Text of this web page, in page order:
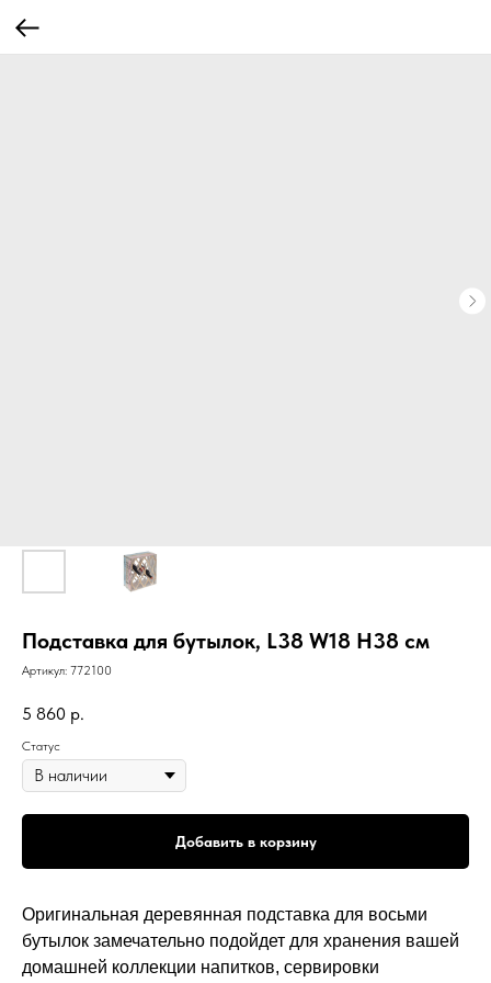
Подставка для бутылок, L38 W18 H38 см
Артикул: 772100
5 860 р.
Статус
Добавить в корзину
Оригинальная деревянная подставка для восьми
бутылок замечательно подойдет для хранения вашей
домашней коллекции напитков, сервировки